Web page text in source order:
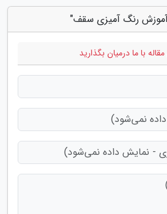
رنگ آمیزی سقف"
با ما درمیان بگذارید